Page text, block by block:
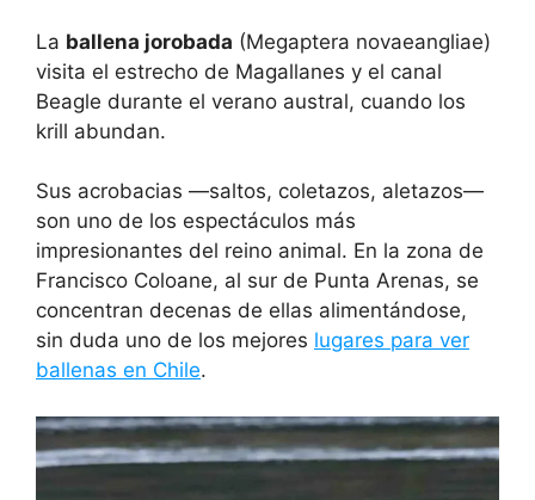
La ballena jorobada (Megaptera novaeangliae)
visita el estrecho de Magallanes y el canal
Beagle durante el verano austral, cuando los
krill abundan.
Sus acrobacias —saltos, coletazos, aletazos—
son uno de los espectáculos más
impresionantes del reino animal. En la zona de
Francisco Coloane, al sur de Punta Arenas, se
concentran decenas de ellas alimentándose,
sin duda uno de los mejores lugares para ver
ballenas en Chile.